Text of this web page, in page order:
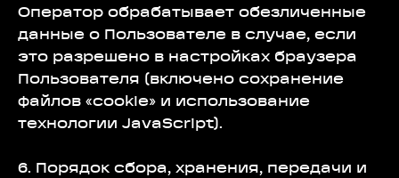
Оператор обрабатывает обезличенные
данные о Пользователе в случае, если
это разрешено в настройках браузера
Пользователя (включено сохранение
файлов «cookie» и использование
технологии JavaScript).
6. Порядок сбора, хранения, передачи и